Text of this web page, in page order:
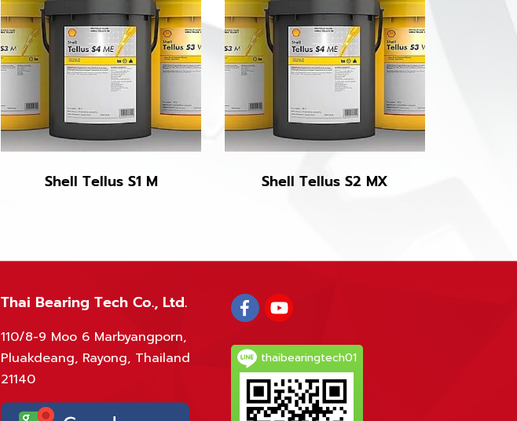
Shell Tellus S1 M Shell Tellus S2 MX
Thai Bearing Tech Co., Ltd.
110/8-9 Moo 6 Marbyangporn,
Pluakdeang, Rayong, Thailand
21140
thaibearingtech01